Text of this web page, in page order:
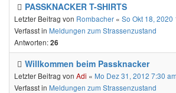
PASSKNACKER T-SHIRTS
Letzter Beitrag von Rombacher « So Okt 18, 2020
Verfasst in Meldungen zum Strassenzustand
Antworten:26
Willkommen beim Passknacker
Letzter Beitrag von Adi « Mo Dez 31, 2012 7:30 am
Verfasst in Meldungen zum Strassenzustand